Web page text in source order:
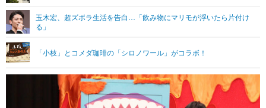
グラビア ブログ
その他
玉木宏、超ズボラ生活を告白…「飲み物にマリモが浮いたら片付け
る」
「小枝」とコメダ珈琲の「シロノワール」がコラボ！